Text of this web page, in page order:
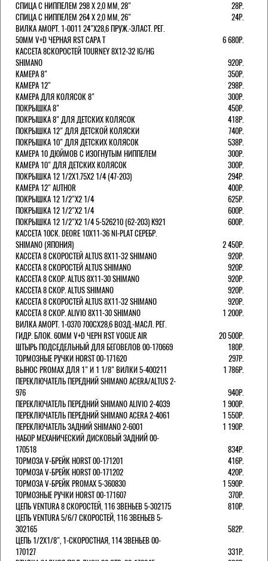
СПИЦА С НИППЕЛЕМ 298 Х 2,0 ММ, 28"
28Р.
СПИЦА С НИППЕЛЕМ 264 Х 2,0 ММ, 26"
24Р.
ВИЛКА АМОРТ. 1-0011 24"Х28,6 ПРУЖ.-ЭЛАСТ. РЕГ.
50ММ V+D ЧЕРНАЯ RST CAPA Т
6 680Р.
КАССЕТА 8СКОРОСТЕЙ TOURNEY 8Х12-32 IG/HG
SHIMANO
920Р.
КАМЕРА 8"
350Р.
КАМЕРА 12"
298Р.
КАМЕРА ДЛЯ КОЛЯСОК 8"
300Р.
ПОКРЫШКА 8"
450Р.
ПОКРЫШКА 8" ДЛЯ ДЕТСКИХ КОЛЯСОК
418Р.
ПОКРЫШКА 12" ДЛЯ ДЕТСКОЙ КОЛЯСКИ
740Р.
ПОКРЫШКА 10" ДЛЯ ДЕТСКИХ КОЛЯСОК
538Р.
КАМЕРА 10 ДЮЙМОВ С ИЗОГНУТЫМ НИППЕЛЕМ
300Р.
КАМЕРА 10" ДЛЯ ДЕТСКИХ КОЛЯСОК
300Р.
ПОКРЫШКА 12 1/2X1.75X2 1/4 (47-203)
294Р.
КАМЕРА 12" AUTHOR
400Р.
ПОКРЫШКА 12 1/2"Х2 1/4
625Р.
ПОКРЫШКА 12 1/2"Х2 1/4
600Р.
ПОКРЫШКА 12 1/2"Х2 1/4 5-526210 (62-203) K921
600Р.
КАССЕТА 10СК. DEORE 10Х11-36 NI-PLAT СЕРЕБР.
SHIMANO (ЯПОНИЯ)
2 450Р.
КАССЕТА 8 СКОРОСТЕЙ ALTUS 8Х11-32 SHIMANO
920Р.
КАССЕТА 8 СКОРОСТЕЙ ALTUS SHIMANO
920Р.
КАССЕТА 8 СКОР. ALTUS 8Х11-30 SHIMANO
920Р.
КАССЕТА 8 СКОР. ALTUS SHIMANO
920Р.
КАССЕТА 8 СКОРОСТЕЙ ALTUS 8Х11-32 SHIMANO
920Р.
КАССЕТА 8 СКОР. ALIVIO 8Х11-30 SHIMANO
1 200Р.
ВИЛКА АМОРТ. 1-0370 700СХ28,6 ВОЗД.-МАСЛ. РЕГ.
ГИДР. БЛОК. 60ММ V+D ЧЕРН RST VOGUE AIR
20 500Р.
ШТЫРЬ ПОДСЕДЕЛЬНЫЙ ДЛЯ БЕГОВЕЛОВ 00-170669
180Р.
ТОРМОЗНЫЕ РУЧКИ HORST 00-171620
297Р.
ВЫНОС PROMAX ДЛЯ 1" И 1 1/8" ВИЛКИ 5-400211
1 786Р.
ПЕРЕКЛЮЧАТЕЛЬ ПЕРЕДНИЙ SHIMANO ACERA/ALTUS 2-
976
940Р.
ПЕРЕКЛЮЧАТЕЛЬ ПЕРЕДНИЙ SHIMANO ALIVIO 2-4039
1 900Р.
ПЕРЕКЛЮЧАТЕЛЬ ПЕРЕДНИЙ SHIMANO ACERA 2-4061
1 550Р.
ПЕРЕКЛЮЧАТЕЛЬ ЗАДНИЙ SHIMANO 2-6001
1 190Р.
НАБОР МЕХАНИЧЕСКИЙ ДИСКОВЫЙ ЗАДНИЙ 00-
170518
834Р.
ТОРМОЗА V-БРЕЙК HORST 00-171201
416Р.
ТОРМОЗА V-БРЕЙК HORST 00-171202
420Р.
ТОРМОЗА V-БРЕЙК PROMAX 5-360830
1 590Р.
ТОРМОЗНЫЕ РУЧКИ HORST 00-171607
370Р.
ЦЕПЬ VENTURA 8 СКОРОСТЕЙ, 116 ЗВЕНЬЕВ 5-302175
810Р.
ЦЕПЬ VENTURA 5/6/7 СКОРОСТЕЙ, 116 ЗВЕНЬЕВ 5-
302165
582Р.
ЦЕПЬ 1/2Х1/8", 1-СКОРОСТНАЯ, 114 ЗВЕНЬЕВ 00-
170127
331Р.